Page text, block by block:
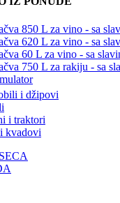
850 L za vino - sa
620 L za vino - sa
60 L za vino - sa
750 L za rakiju - sa
i džipovi
i traktori
kvadovi